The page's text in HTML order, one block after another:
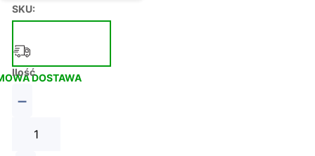
SKU:
DOSTAWA
Ilość
−